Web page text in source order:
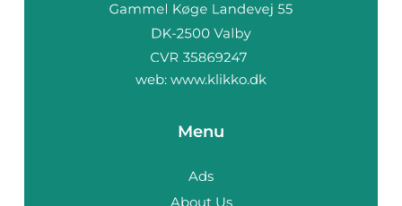
web: www.klikko.dk
Menu
Ads
About Us